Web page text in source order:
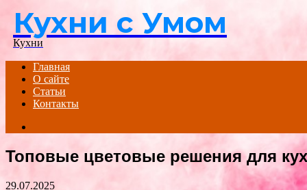
Menu
Кухни с Умом
Кухни
Главная
О сайте
Статьи
Контакты
Топовые цветовые решения для
29.07.2025